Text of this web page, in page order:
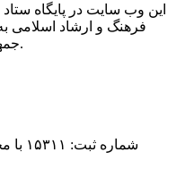
این وب سایت در پایگاه
فرهنگ و ارشاد اسلامی
جمهوری اسلامی ایران فعالیت می نماید.